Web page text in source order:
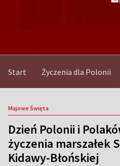
Start Życzenia dla Polonii
Majowe Święta
Dzień Polonii i
życzenia marszałek
Kidawy-Błońskiej